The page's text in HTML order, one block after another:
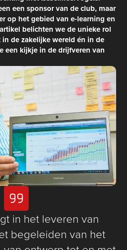
een sponsor van de club, maar
op het gebied van e-learning en
belichten we de unieke rol
de zakelijke wereld én in de
een kijkje in de drijfveren van
in het leveren van
begeleiden van het